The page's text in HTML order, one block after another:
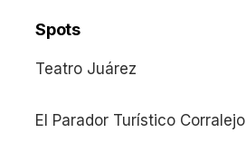
Spots
Teatro Juárez
El Parador Turístico Corralejo